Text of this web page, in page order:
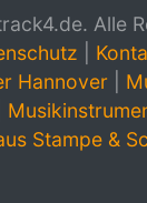
Alle
Hannover
Stampe &